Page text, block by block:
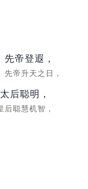
先帝登遐，
先帝升天之日，
后聪明，
后聪慧机智，